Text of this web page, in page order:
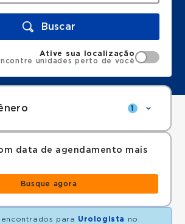
Buscar
Ative sua localização
unidades perto de você
1
data de agendamento mais
Busque agora
para Urologista
no